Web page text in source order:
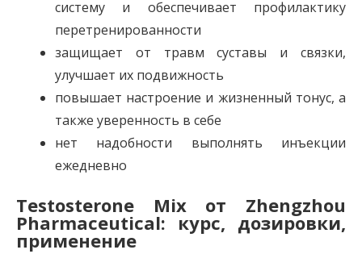
систему и обеспечивает профилактику
перетренированности
защищает от травм суставы и связки,
улучшает их подвижность
повышает настроение и жизненный тонус, а
также уверенность в себе
нет надобности выполнять инъекции
ежедневно
Testosterone Mix от Zhengzhou
Pharmaceutical: курс, дозировки,
применение